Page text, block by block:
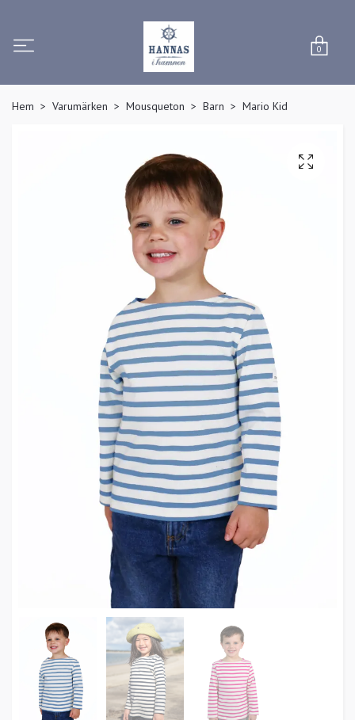
0
Hem Varumärken Mousqueton Barn Mario Kid